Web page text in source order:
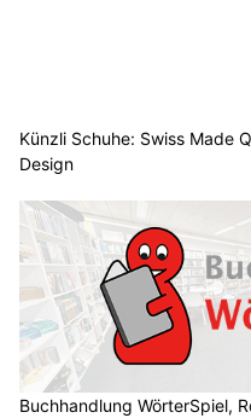
Künzli Schuhe: Swiss Made
Design
Buchhandlung WörterSpiel,